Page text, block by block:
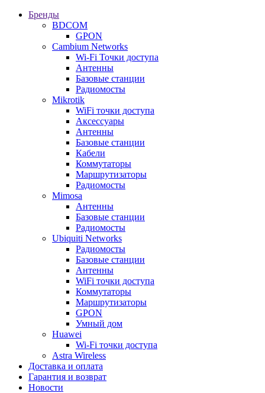
Бренды
BDCOM
GPON
Cambium Networks
Wi-Fi Точки доступа
Антенны
Базовые станции
Радиомосты
Mikrotik
WiFi точки доступа
Аксессуары
Антенны
Базовые станции
Кабели
Коммутаторы
Маршрутизаторы
Радиомосты
Mimosa
Антенны
Базовые станции
Радиомосты
Ubiquiti Networks
Радиомосты
Базовые станции
Антенны
WiFi точки доступа
Коммутаторы
Маршрутизаторы
GPON
Умный дом
Huawei
Wi-Fi точки доступа
Astra Wireless
Доставка и оплата
Гарантия и возврат
Новости